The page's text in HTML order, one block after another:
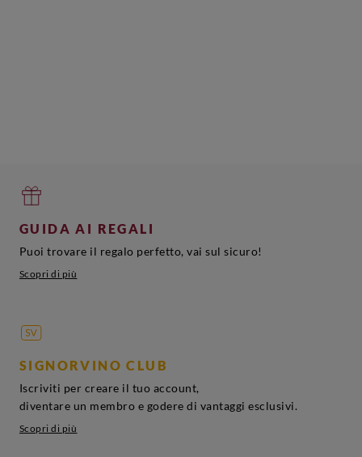
GUIDA AI REGALI
Puoi trovare il regalo perfetto, vai sul sicuro!
Scopri di più
SIGNORVINO CLUB
Iscriviti per creare il tuo account,
diventare un membro e godere di vantaggi esclusivi.
Scopri di più